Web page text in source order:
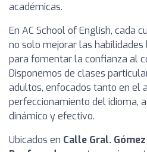
académicas.
En AC School of English, cada
no solo mejorar las
para fomentar la confianza al
Disponemos de clases
adultos, enfocados tanto en el
perfeccionamiento del idioma,
dinámico y efectivo.
Ubicados en Calle Gral.